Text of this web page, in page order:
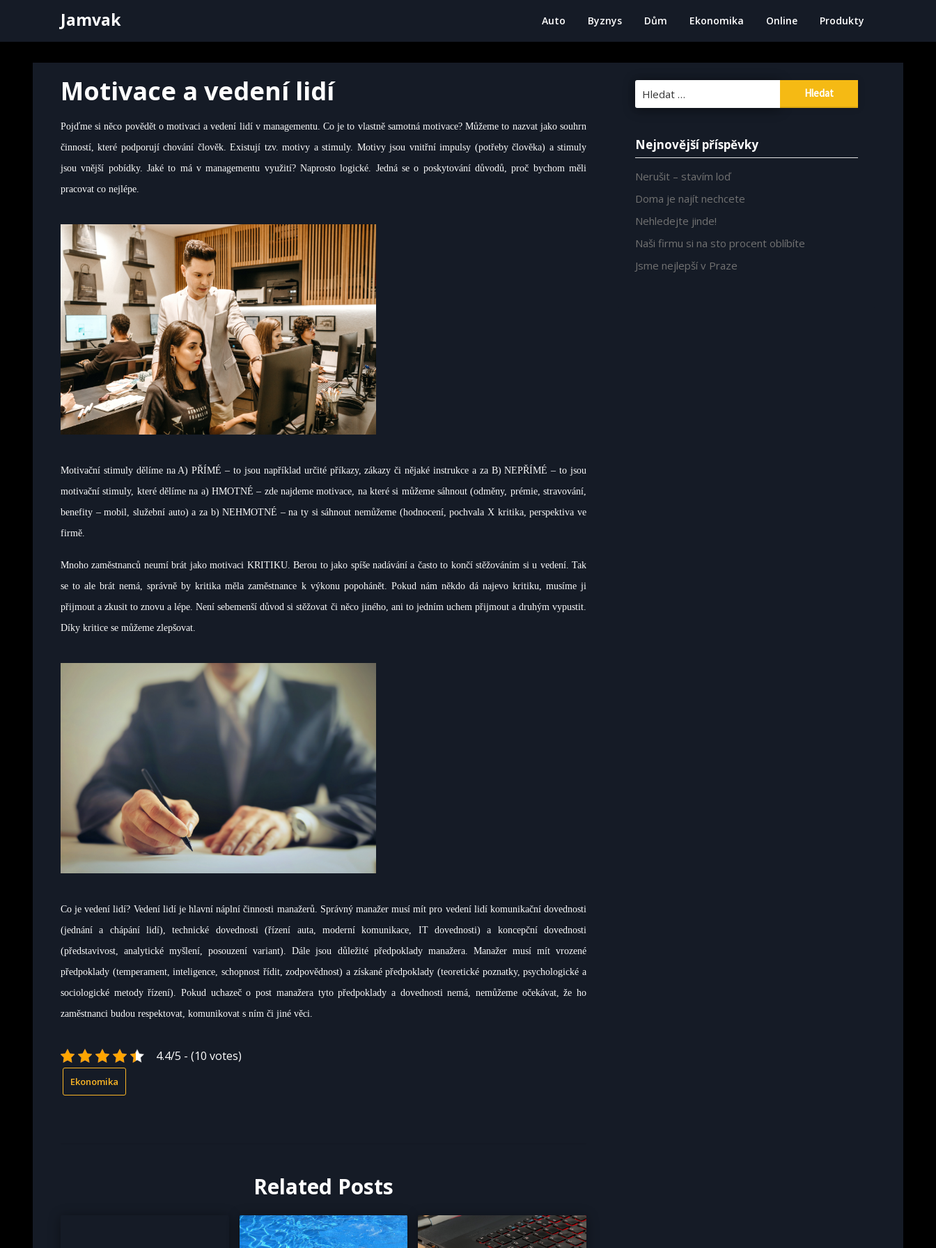
Jamvak Auto Byznys Dům Ekonomika Online Produkty
Motivace a vedení lidí
Pojďme si něco povědět o motivaci a vedení lidí v managementu.Co je to vlastně samotná motivace? Můžeme to nazvat jako souhrn
činností, které podporují chování člověk. Existují tzv. motivy a stimuly. Motivy jsou vnitřní impulsy (potřeby člověka) a stimuly
jsou vnější pobídky. Jaké to má v managementu využití? Naprosto logické. Jedná se o poskytování důvodů, proč bychom měli
pracovat co nejlépe.
Motivační stimuly dělíme na A) PŘÍMÉ – to jsou například určité příkazy, zákazy či nějaké instrukce a za B) NEPŘÍMÉ – to jsou
motivační stimuly, které dělíme na a) HMOTNÉ – zde najdeme motivace, na které si můžeme sáhnout (odměny, prémie, stravování,
benefity – mobil, služební auto) a za b) NEHMOTNÉ – na ty si sáhnout nemůžeme (hodnocení, pochvala X kritika, perspektiva ve
firmě.
Mnoho zaměstnanců neumí brát jako motivaci KRITIKU. Berou to jako spíše nadávání a často to končí stěžováním si u vedení. Tak
se to ale brát nemá, správně by kritika měla zaměstnance k výkonu popohánět. Pokud nám někdo dá najevo kritiku, musíme ji
přijmout a zkusit to znovu a lépe. Není sebemenší důvod si stěžovat či něco jiného, ani to jedním uchem přijmout a druhým vypustit.
Díky kritice se můžeme zlepšovat.
Co je vedení lidí? Vedení lidí je hlavní náplní činnosti manažerů. Správný manažer musí mít pro vedení lidí komunikační dovednosti
(jednání a chápání lidí), technické dovednosti (řízení auta, moderní komunikace, IT dovednosti) a koncepční dovednosti
(představivost, analytické myšlení, posouzení variant). Dále jsou důležité předpoklady manažera. Manažer musí mít vrozené
předpoklady (temperament, inteligence, schopnost řídit, zodpovědnost) a získané předpoklady (teoretické poznatky, psychologické a
sociologické metody řízení). Pokud uchazeč o post manažera tyto předpoklady a dovednosti nemá, nemůžeme očekávat, že ho
zaměstnanci budou respektovat, komunikovat s ním či jiné věci.
4.4/5 - (10 votes)
Ekonomika
Related Posts
Vyhledávání
Nejnovější příspěvky
Nerušit – stavím loď
Doma je najít nechcete
Nehledejte jinde!
Naši firmu si na sto procent oblíbíte
Jsme nejlepší v Praze